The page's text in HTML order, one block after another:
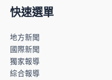
快速選單
地方新聞
國際新聞
獨家報導
綜合報導